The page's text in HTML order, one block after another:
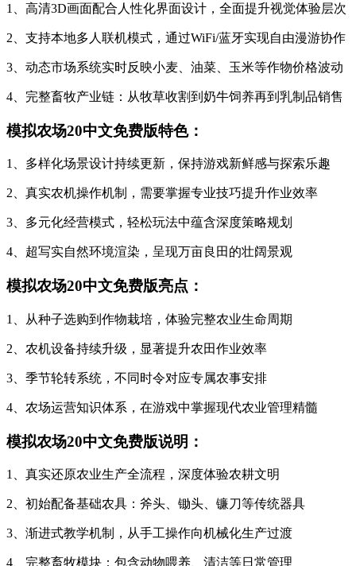
1、高清3D画面配合人性化界面设计，全面提升视觉体验层次
2、支持本地多人联机模式，通过WiFi/蓝牙实现自由漫游协作
3、动态市场系统实时反映小麦、油菜、玉米等作物价格波动
4、完整畜牧产业链：从牧草收割到奶牛饲养再到乳制品销售
模拟农场20中文免费版特色：
1、多样化场景设计持续更新，保持游戏新鲜感与探索乐趣
2、真实农机操作机制，需要掌握专业技巧提升作业效率
3、多元化经营模式，轻松玩法中蕴含深度策略规划
4、超写实自然环境渲染，呈现万亩良田的壮阔景观
模拟农场20中文免费版亮点：
1、从种子选购到作物栽培，体验完整农业生命周期
2、农机设备持续升级，显著提升农田作业效率
3、季节轮转系统，不同时令对应专属农事安排
4、农场运营知识体系，在游戏中掌握现代农业管理精髓
模拟农场20中文免费版说明：
1、真实还原农业生产全流程，深度体验农耕文明
2、初始配备基础农具：斧头、锄头、镰刀等传统器具
3、渐进式教学机制，从手工操作向机械化生产过渡
4、完整畜牧模块：包含动物喂养、清洁等日常管理